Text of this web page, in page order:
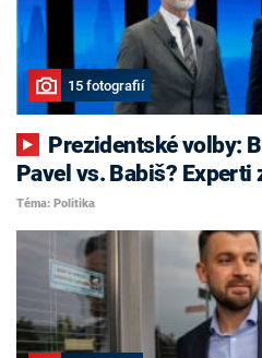
15 fotografií
Pavel vs. Babiš?
Téma: Politika